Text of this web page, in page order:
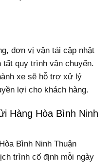
đơn vị vận tải cập nhật
tất quy trình vận chuyển.
xe sẽ hỗ trợ xử lý
lợi cho khách hàng.
Hàng Hòa Bình Ninh
Bình Ninh Thuận
trình cố định mỗi ngày